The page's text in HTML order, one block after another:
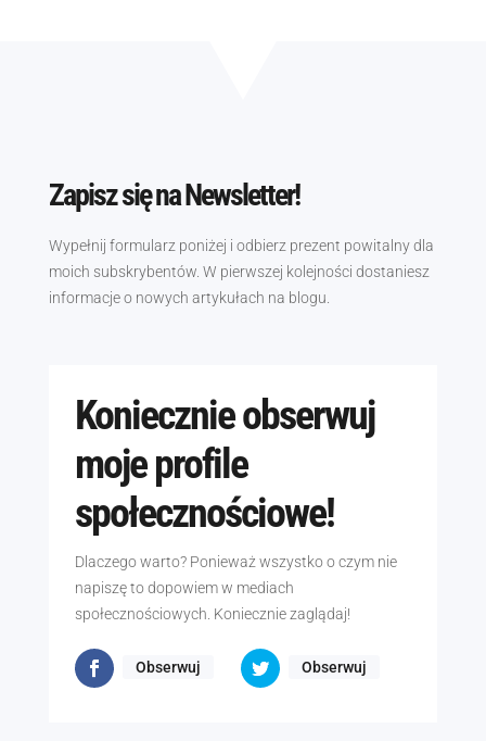
Zapisz się na Newsletter!
Wypełnij formularz poniżej i odbierz prezent powitalny dla
moich subskrybentów. W pierwszej kolejności dostaniesz
informacje o nowych artykułach na blogu.
Koniecznie obserwuj
moje profile
społecznościowe!
Dlaczego warto? Ponieważ wszystko o czym nie
napiszę to dopowiem w mediach
społecznościowych. Koniecznie zaglądaj!
Obserwuj Obserwuj